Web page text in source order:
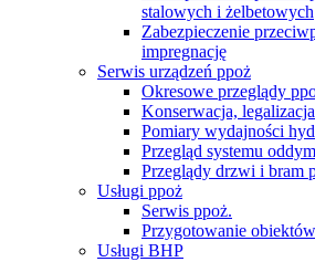
stalowych i żelbetowych
Zabezpieczenie
impregnację
Serwis urządzeń ppoż
Okresowe przeglądy
Konserwacja,
Pomiary wydajności
Przegląd systemu
Przeglądy drzwi i bram
Usługi ppoż
Serwis ppoż.
Przygotowanie
Usługi BHP